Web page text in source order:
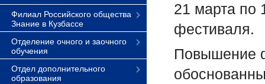
Филиал Российского общества
Знание в Кузбассе
Отделение очного и заочного
обучения
Отдел дополнительного
образования
21 марта по
фестиваля.
Повышение